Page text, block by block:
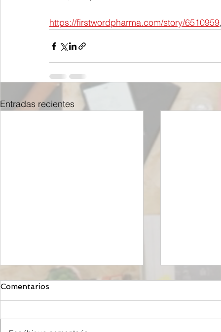
https://firstwordpharma.com/story/6510959
Entradas recientes
Comentarios